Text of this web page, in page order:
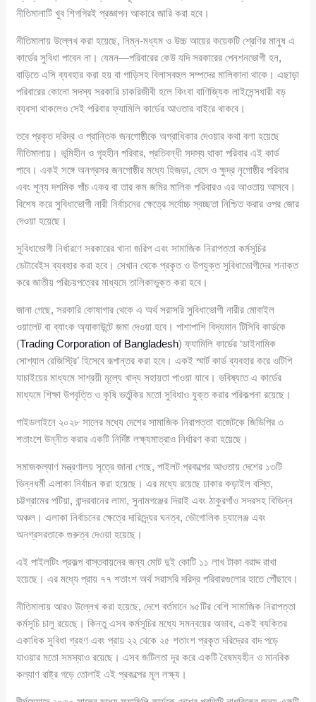
নীতিমালাটি খুব শিগগিরই প্রজ্ঞাপন আকারে জারি করা হবে।
নীতিমালায় উল্লেখ করা হয়েছে, নিম্ন-মধ্যম ও উচ্চ আয়ের কয়েকটি শ্রেণির মানুষ এ
কার্ডের সুবিধা পাবেন না। যেমন—পরিবারের কেউ যদি সরকারের পেনশনভোগী হন,
বাড়িতে এসি ব্যবহার করা হয় বা গাড়িসহ বিলাসবহুল সম্পদের মালিকানা থাকে। এছাড়া
পরিবারের কোনো সদস্য সরকারি চাকরিজীবী হলে কিংবা বাণিজ্যিক লাইসেন্সধারী বড়
ব্যবসা থাকলেও সেই পরিবার ফ্যামিলি কার্ডের আওতার বাইরে থাকবে।
তবে প্রকৃত দরিদ্র ও প্রান্তিক জনগোষ্ঠীকে অগ্রাধিকার দেওয়ার কথা বলা হয়েছে
নীতিমালায়। ভূমিহীন ও গৃহহীন পরিবার, প্রতিবন্ধী সদস্য থাকা পরিবার এই কার্ড
পাবে। একই সঙ্গে অনগ্রসর জনগোষ্ঠীর মধ্যে হিজড়া, বেদে ও ক্ষুদ্র নৃগোষ্ঠীর পরিবার
এবং শূন্য দশমিক পাঁচ একর বা তার কম জমির মালিক পরিবারও এর আওতায় আসবে।
বিশেষ করে সুবিধাভোগী নারী নির্বাচনের ক্ষেত্রে সর্বোচ্চ স্বচ্ছতা নিশ্চিত করার ওপর জোর
দেওয়া হয়েছে।
সুবিধাভোগী নির্ধারণে সরকারের খানা জরিপ এবং সামাজিক নিরাপত্তা কর্মসূচির
ডেটাবেইস ব্যবহার করা হবে। সেখান থেকে প্রকৃত ও উপযুক্ত সুবিধাভোগীদের শনাক্ত
করে জাতীয় পরিচয়পত্রের মাধ্যমে তালিকাভুক্ত করা হবে।
জানা গেছে, সরকারি কোষাগার থেকে এ অর্থ সরাসরি সুবিধাভোগী নারীর মোবাইল
ওয়ালেট বা ব্যাংক অ্যাকাউন্টে জমা দেওয়া হবে। পাশাপাশি বিদ্যমান টিসিবি কার্ডকে
(Trading Corporation of Bangladesh) ফ্যামিলি কার্ডের ‘ডাইনামিক
সোশ্যাল রেজিস্ট্রি’ হিসেবে রূপান্তর করা হবে। একই স্মার্ট কার্ড ব্যবহার করে ওটিপি
যাচাইয়ের মাধ্যমে সাশ্রয়ী মূল্যে খাদ্য সহায়তা পাওয়া যাবে। ভবিষ্যতে এ কার্ডের
মাধ্যমে শিক্ষা উপবৃত্তি ও কৃষি ভর্তুকির মতো সুবিধাও যুক্ত করার পরিকল্পনা রয়েছে।
গাইডলাইনে ২০২৮ সালের মধ্যে দেশের সামাজিক নিরাপত্তা বাজেটকে জিডিপির ৩
শতাংশে উন্নীত করার একটি নির্দিষ্ট লক্ষ্যমাত্রাও নির্ধারণ করা হয়েছে।
সমাজকল্যাণ মন্ত্রণালয় সূত্রে জানা গেছে, পাইলট প্রকল্পের আওতায় দেশের ১৩টি
ভিন্নধর্মী এলাকা নির্বাচন করা হয়েছে। এর মধ্যে রয়েছে ঢাকার কড়াইল বস্তি,
চট্টগ্রামের পটিয়া, বান্দরবানের লামা, সুনামগঞ্জের দিরাই এবং ঠাকুরগাঁও সদরসহ বিভিন্ন
অঞ্চল। এলাকা নির্বাচনের ক্ষেত্রে দারিদ্র্যের ঘনত্ব, ভৌগোলিক চ্যালেঞ্জ এবং
অনগ্রসরতাকে গুরুত্ব দেওয়া হয়েছে।
এই পাইলটিং প্রকল্প বাস্তবায়নের জন্য মোট দুই কোটি ১১ লাখ টাকা বরাদ্দ রাখা
হয়েছে। এর মধ্যে প্রায় ৭৭ শতাংশ অর্থ সরাসরি দরিদ্র পরিবারগুলোর হাতে পৌঁছাবে।
নীতিমালায় আরও উল্লেখ করা হয়েছে, দেশে বর্তমানে ৯৫টির বেশি সামাজিক নিরাপত্তা
কর্মসূচি চালু রয়েছে। কিন্তু এসব কর্মসূচির মধ্যে সমন্বয়ের অভাব, একই ব্যক্তির
একাধিক সুবিধা গ্রহণ এবং প্রায় ২২ থেকে ২৫ শতাংশ প্রকৃত দরিদ্রের বাদ পড়ে
যাওয়ার মতো সমস্যাও রয়েছে। এসব জটিলতা দূর করে একটি বৈষম্যহীন ও মানবিক
কল্যাণ রাষ্ট্র গড়ে তোলাই এই প্রকল্পের মূল লক্ষ্য।